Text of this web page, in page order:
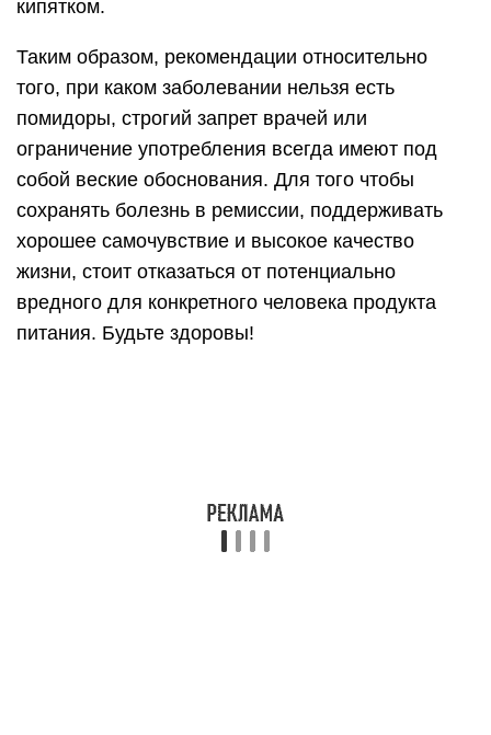
Диета на томатном соке на 3 и 7
дней
Классического варианта данного режима
питания можно придерживаться от трех до семи
дней в зависимости от количества веса, который
хотите сбросить. Трехдневная диета наиболее
строгая, чем недельная.